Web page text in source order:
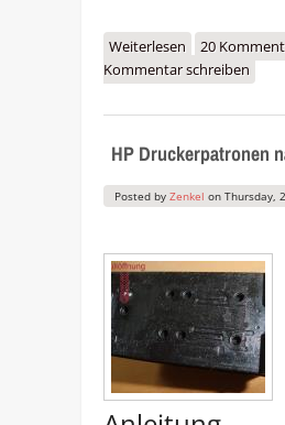
Weiterlesenüber Epson
nachfuellen
20
Kommentar schreiben
HP Druckerpatronen
Posted by Zenkel on Thursday,